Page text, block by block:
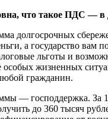
что такое ПДС — в
долгосрочных
а государство вам
льготы и
особых жизненных
гражданин.
— господдержка. За
до 360 тысяч